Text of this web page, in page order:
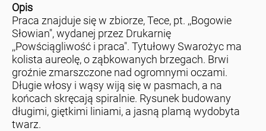
Opis
Praca znajduje się w zbiorze, Tece, pt. ,,Bogowie
Słowian", wydanej przez Drukarnię
,,Powściągliwość i praca". Tytułowy Swarożyc ma
kolista aureolę, o ząbkowanych brzegach. Brwi
groźnie zmarszczone nad ogromnymi oczami.
Długie włosy i wąsy wiją się w pasmach, a na
końcach skręcają spiralnie. Rysunek budowany
długimi, giętkimi liniami, a jasną plamą wydobyta
twarz.